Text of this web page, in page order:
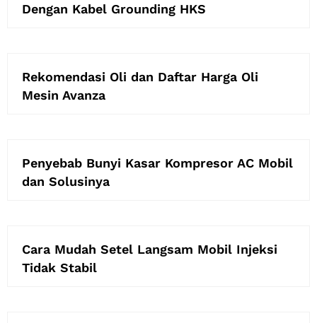
Dengan Kabel Grounding HKS
Rekomendasi Oli dan Daftar Harga Oli
Mesin Avanza
Penyebab Bunyi Kasar Kompresor AC Mobil
dan Solusinya
Cara Mudah Setel Langsam Mobil Injeksi
Tidak Stabil